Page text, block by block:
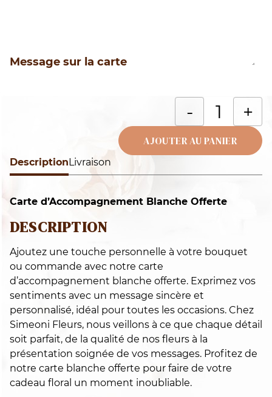
DescriptionLivraison
Carte d’Accompagnement Blanche Offerte
DESCRIPTION
Ajoutez une touche personnelle à votre bouquet
ou commande avec notre carte
d’accompagnement blanche offerte. Exprimez vos
sentiments avec un message sincère et
personnalisé, idéal pour toutes les occasions. Chez
Simeoni Fleurs, nous veillons à ce que chaque détail
soit parfait, de la qualité de nos fleurs à la
présentation soignée de vos messages. Profitez de
notre carte blanche offerte pour faire de votre
cadeau floral un moment inoubliable.
Message sur la carte
- +
AJOUTER AU PANIER
Alternative: